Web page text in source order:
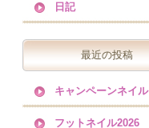
日記
最近の投稿
キャンペーンネイル
フットネイル2026